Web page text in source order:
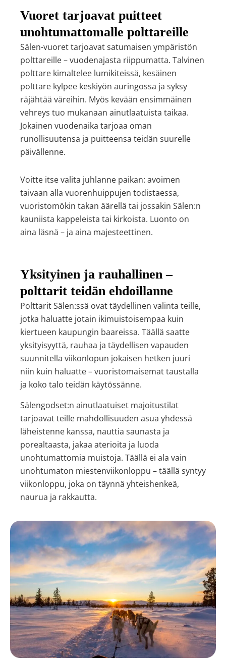
Vuoret tarjoavat puitteet
unohtumattomalle polttareille
Sälen-vuoret tarjoavat satumaisen ympäristön
polttareille – vuodenajasta riippumatta. Talvinen
polttare kimaltelee lumikiteissä, kesäinen
polttare kylpee keskiyön auringossa ja syksy
räjähtää väreihin. Myös kevään ensimmäinen
vehreys tuo mukanaan ainutlaatuista taikaa.
Jokainen vuodenaika tarjoaa oman
runollisuutensa ja puitteensa teidän suurelle
päivällenne.
Voitte itse valita juhlanne paikan: avoimen
taivaan alla vuorenhuippujen todistaessa,
vuoristomökin takan äärellä tai jossakin Sälen:n
kauniista kappeleista tai kirkoista. Luonto on
aina läsnä – ja aina majesteettinen.
Yksityinen ja rauhallinen –
polttarit teidän ehdoillanne
Polttarit Sälen:ssä ovat täydellinen valinta teille,
jotka haluatte jotain ikimuistoisempaa kuin
kiertueen kaupungin baareissa. Täällä saatte
yksityisyyttä, rauhaa ja täydellisen vapauden
suunnitella viikonlopun jokaisen hetken juuri
niin kuin haluatte – vuoristomaisemat taustalla
ja koko talo teidän käytössänne.
Sälengodset:n ainutlaatuiset majoitustilat
tarjoavat teille mahdollisuuden asua yhdessä
läheistenne kanssa, nauttia saunasta ja
porealtaasta, jakaa aterioita ja luoda
unohtumattomia muistoja. Täällä ei ala vain
unohtumaton miestenviikonloppu – täällä syntyy
viikonloppu, joka on täynnä yhteishenkeä,
naurua ja rakkautta.